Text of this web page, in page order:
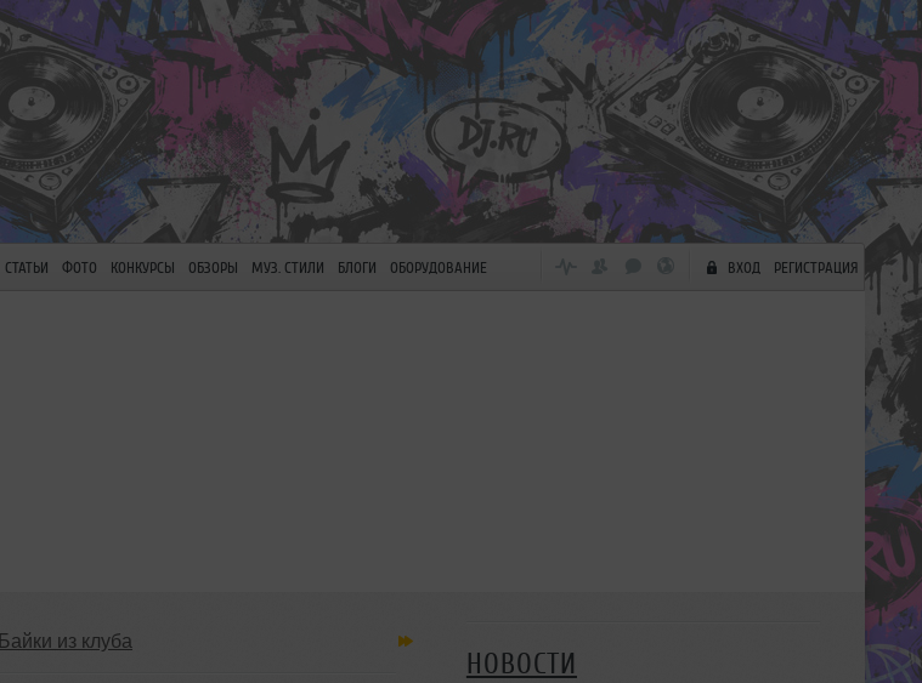
СТАТЬИ ФОТО КОНКУРСЫ ОБЗОРЫ МУЗ. СТИЛИ БЛОГИ ОБОРУДОВАНИЕ ВХОД РЕГИСТРАЦИЯ
Байки из клуба
НОВОСТИ